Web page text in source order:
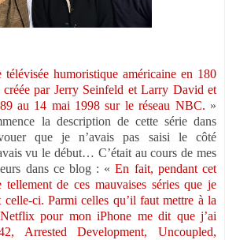
télévisée humoristique américaine en 180
créée par Jerry Seinfeld et Larry David et
au 14 mai 1998 sur le réseau NBC. »
la description de cette série dans
que je n’avais pas saisi le côté
vu le début… C’était au cours de mes
dans ce blog : «En fait, pendant cet
de ces mauvaises séries que je
celle-ci. Parmi celles qu’il faut mettre à la
pour mon iPhone me dit que j’ai
Arrested Development, Uncoupled,